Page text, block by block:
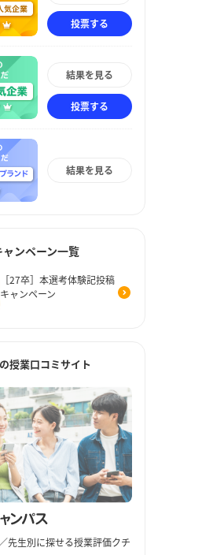
投票する
結果を見る
投票する
結果を見る
ンペーン一覧
［27卒］本選考体験記投稿
キャンペーン
授業口コミサイト
先生別に探せる授業評価クチ